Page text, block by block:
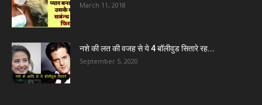
March 11, 2018
नशे की लत की वजह से ये 4 बॉलीवुड सितारे रह...
September 5, 2020